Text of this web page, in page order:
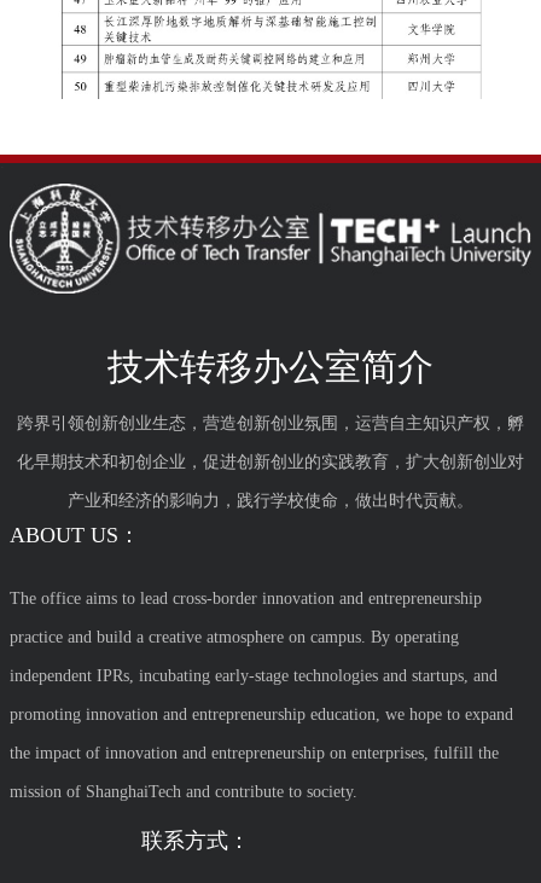
技术转移办公室简介
跨界引领创新创业生态，营造创新创业氛围，运营自主知识产权，孵
化早期技术和初创企业，促进创新创业的实践教育，扩大创新创业对
产业和经济的影响力，践行学校使命，做出时代贡献。
ABOUT US：
The office aims to lead cross-border innovation and entrepreneurship
practice and build a creative atmosphere on campus. By operating
independent IPRs, incubating early-stage technologies and startups, and
promoting innovation and entrepreneurship education, we hope to expand
the impact of innovation and entrepreneurship on enterprises, fulfill the
mission of ShanghaiTech and contribute to society.
联系方式：